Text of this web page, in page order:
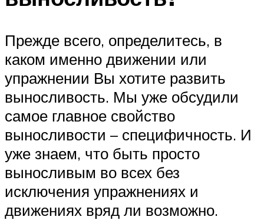
Прежде всего, определитесь, в
каком именно движении или
упражнении Вы хотите развить
выносливость. Мы уже обсудили
самое главное свойство
выносливости – специфичность. И
уже знаем, что быть просто
выносливым во всех без
исключения упражнениях и
движениях вряд ли возможно.